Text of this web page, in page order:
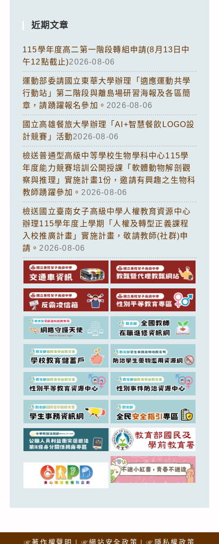
近期文章
115學年度高二第一階段轉組申請(8月13日中
午12點截止)2026-08-06
運動部委請國立東華大學辦理「適應運動共學
行動站」第二階段與離島場研習海報及各區簡
章，請踴躍報名參加。 2026-08-06
國立高雄餐旅大學辦理「AI+智慧餐飲LOGO設
計競賽」活動2026-08-06
檢送普通型高級中等學校生物學科中心115學
年度能力競賽培訓公開授課「軟體動物解剖觀
察與推理」實施計畫1份，邀請有興趣之生物科
教師踴躍參加。 2026-08-06
檢送國立臺南女子高級中學人權教育資源中心
辦理115學年度上學期「人權及轉型正義課程
入校推廣計畫」實施計畫，敬請教師(社群)申
請。 2026-08-06
☞著作權聲明 ☞網站安全政策 ☞隱私權政策